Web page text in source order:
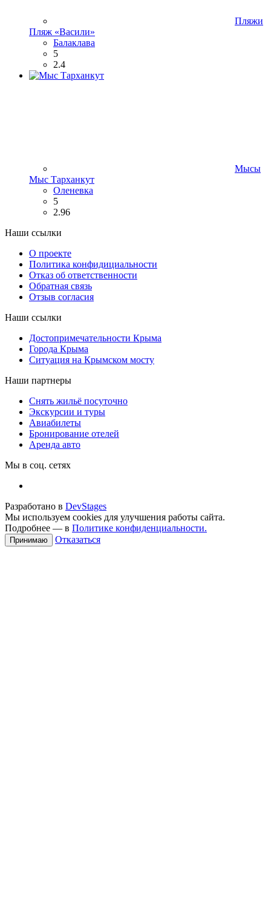
Пляжи
Пляж «Васили»
Балаклава
5
2.4
Мысы
Мыс Тарханкут
Оленевка
5
2.96
Наши ссылки
О проекте
Политика конфидициальности
Отказ об ответственности
Обратная связь
Отзыв согласия
Наши ссылки
Достопримечательности Крыма
Города Крыма
Ситуация на Крымском мосту
Наши партнеры
Снять жильё посуточно
Экскурсии и туры
Авиабилеты
Бронирование отелей
Аренда авто
Мы в соц. сетях
Разработано в DevStages
Мы используем cookies для улучшения работы сайта.
Подробнее — в Политике конфиденциальности.
Принимаю Отказаться